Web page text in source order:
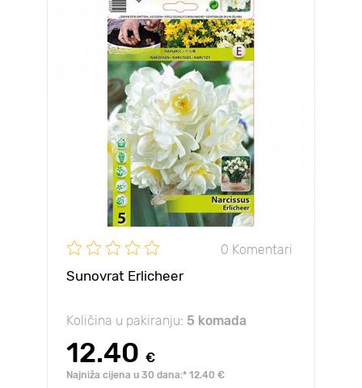
0 Komentari
Sunovrat Erlicheer
Količina u pakiranju: 5 komada
12.40 €
Najniža cijena u 30 dana:* 12.40 €